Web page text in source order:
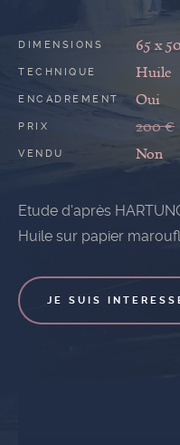
DIMENSIONS 65 x
TECHNIQUE Huile
ENCADREMENT Oui
PRIX 200 €
VENDU Non
Etude d'après
Huile sur papier
JE SUIS